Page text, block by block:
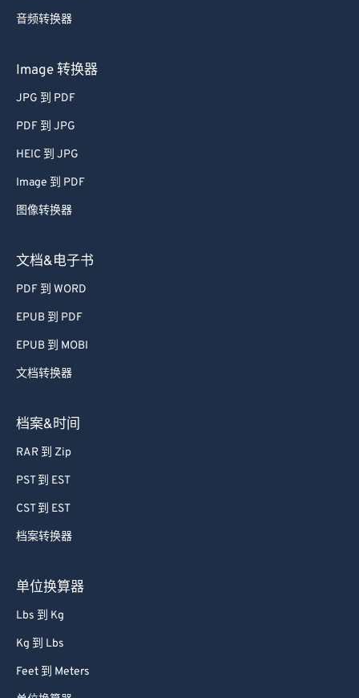
音频转换器
Image 转换器
JPG 到 PDF
PDF 到 JPG
HEIC 到 JPG
Image 到 PDF
图像转换器
文档&电子书
PDF 到 WORD
EPUB 到 PDF
EPUB 到 MOBI
文档转换器
档案&时间
RAR 到 Zip
PST 到 EST
CST 到 EST
档案转换器
单位换算器
Lbs 到 Kg
Kg 到 Lbs
Feet 到 Meters